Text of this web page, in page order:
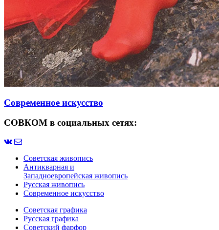
Современное искусство
СОВКОМ в социальных сетях:
Советская живопись
Антикварная и
Западноевропейская живопись
Русская живопись
Современное искусство
Советская графика
Русская графика
Советский фарфор